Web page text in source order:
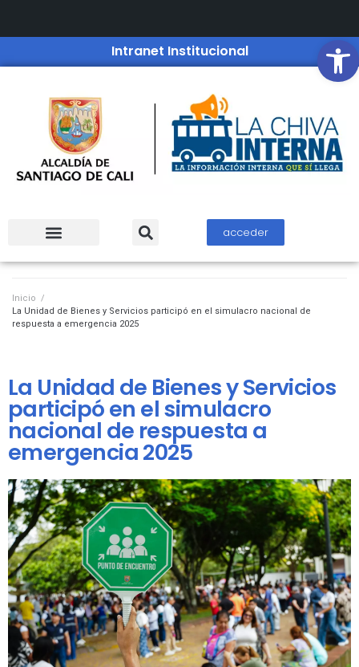
Intranet Institucional
acceder
Inicio /
La Unidad de Bienes y Servicios participó en el simulacro nacional de
respuesta a emergencia 2025
La Unidad de Bienes y Servicios
participó en el simulacro
nacional de respuesta a
emergencia 2025